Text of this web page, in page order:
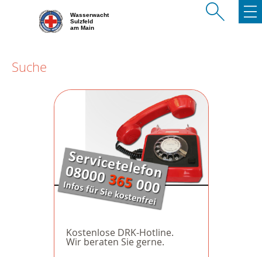
Wasserwacht
Sulzfeld
am Main
Suche
Kostenlose DRK-Hotline.
Wir beraten Sie gerne.